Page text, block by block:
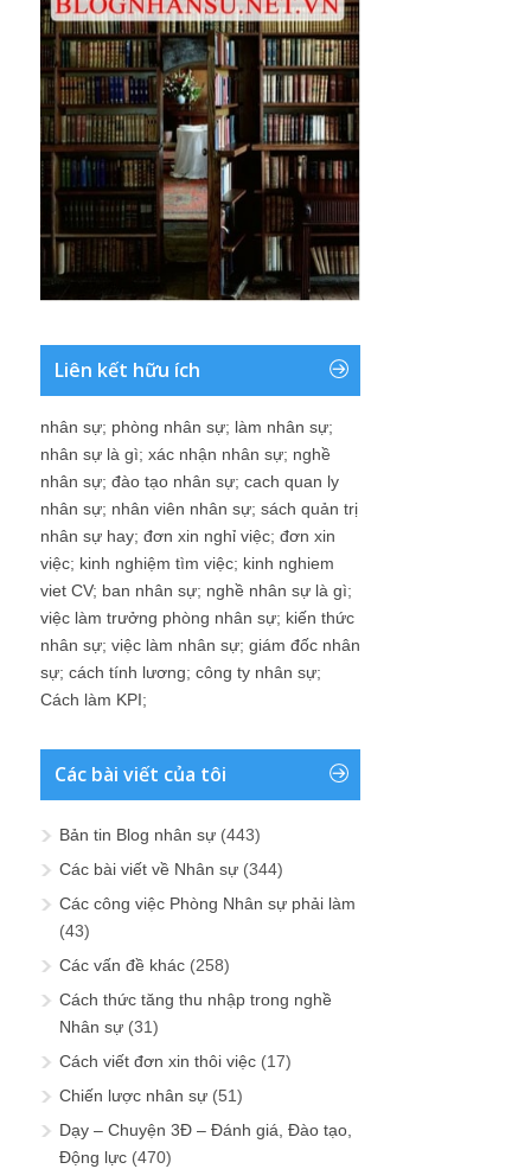
Liên kết hữu ích
nhân sự; phòng nhân sự; làm nhân sự;
nhân sự là gì; xác nhận nhân sự; nghề
nhân sự; đào tạo nhân sự; cach quan ly
nhân sự; nhân viên nhân sự; sách quản trị
nhân sự hay; đơn xin nghỉ việc; đơn xin
việc; kinh nghiệm tìm việc; kinh nghiem
viet CV; ban nhân sự; nghề nhân sự là gì;
việc làm trưởng phòng nhân sự; kiến thức
nhân sự; việc làm nhân sự; giám đốc nhân
sự; cách tính lương; công ty nhân sự;
Cách làm KPI;
Các bài viết của tôi
Bản tin Blog nhân sự (443)
Các bài viết về Nhân sự (344)
Các công việc Phòng Nhân sự phải làm
(43)
Các vấn đề khác (258)
Cách thức tăng thu nhập trong nghề
Nhân sự (31)
Cách viết đơn xin thôi việc (17)
Chiến lược nhân sự (51)
Dạy – Chuyện 3Đ – Đánh giá, Đào tạo,
Động lực (470)